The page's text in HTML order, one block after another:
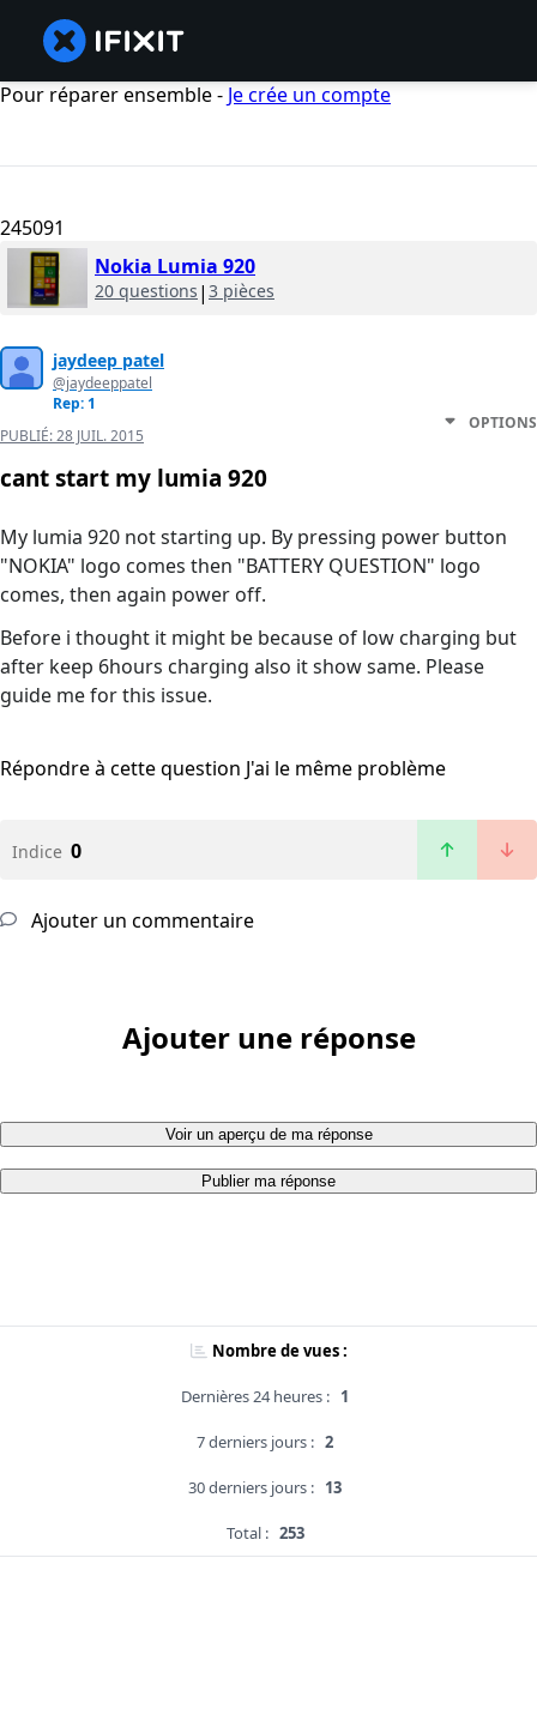
Pour réparer ensemble - Je crée un compte
245091
Nokia Lumia 920
20 questions | 3 pièces
jaydeep patel
@jaydeeppatel
Rep: 1
PUBLIÉ:28 JUIL. 2015
OPTIONS
cant start my lumia 920
My lumia 920 not starting up. By pressing power button
"NOKIA" logo comes then "BATTERY QUESTION" logo
comes, then again power off.
Before i thought it might be because of low charging but
after keep 6hours charging also it show same. Please
guide me for this issue.
Répondre à cette question J'ai le même problème
Indice 0
Ajouter un commentaire
Ajouter une réponse
Voir un aperçu de ma réponse
Publier ma réponse
Nombre de vues :
Dernières 24 heures : 1
7 derniers jours : 2
30 derniers jours : 13
Total : 253